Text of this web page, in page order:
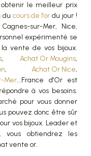
obtenir le meilleur prix
du cours de l'or du jour !
sur-Mer, Nice,
expérimenté se
vente de vos bijoux.
, Achat Or Mougins,
, Achat Or Nice,
Mer...France d'Or est
à vos besoins.
pour vous donner
pouvez donc être sûr
vos bijoux. Leader et
vous obtiendrez les
vente or.